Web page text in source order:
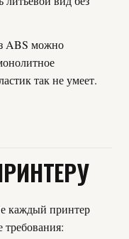
ABS можно
так не умеет.
каждый принтер